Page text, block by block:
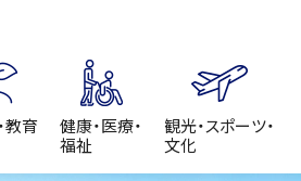
教育
健康・医療・
福祉
観光・スポーツ・
文化